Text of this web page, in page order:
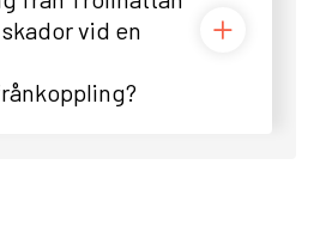
vid en